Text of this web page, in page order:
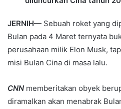
JERNIH— Sebuah roket yang
Bulan pada 4 Maret ternyata
perusahaan milik Elon Musk,
misi Bulan Cina di masa lalu.
CNN memberitakan obyek
diramalkan akan menabrak